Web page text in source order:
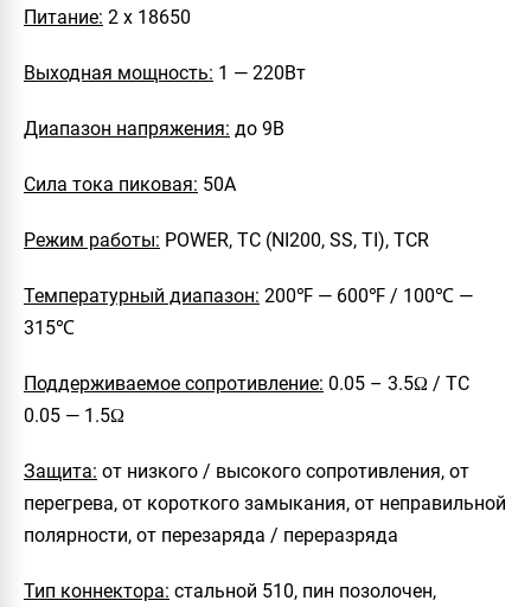
Питание: 2 х 18650
Выходная мощность: 1 — 220Вт
Диапазон напряжения: до 9В
Сила тока пиковая: 50А
Режим работы: POWER, TC (NI200, SS, TI), TCR
Температурный диапазон: 200℉ — 600℉ / 100℃ —
315℃
Поддерживаемое сопротивление: 0.05 – 3.5Ω / ТС
0.05 — 1.5Ω
Защита: от низкого / высокого сопротивления, от
перегрева, от короткого замыкания, от неправильной
полярности, от перезаряда / переразряда
Тип коннектора: стальной 510, пин позолочен,